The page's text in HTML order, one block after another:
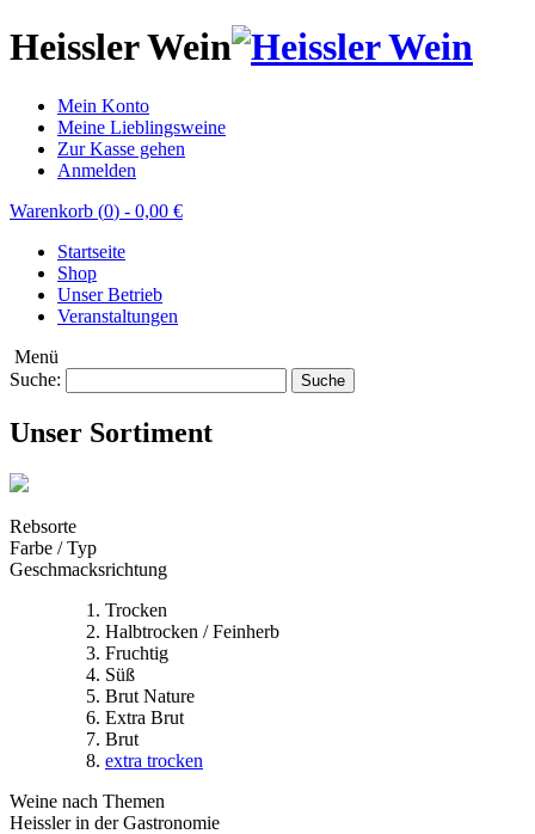
Heissler Wein
Mein Konto
Meine Lieblingsweine
Zur Kasse gehen
Anmelden
Warenkorb (0) - 0,00 €
Startseite
Shop
Unser Betrieb
Veranstaltungen
Menü
Suche:
Suche
Unser Sortiment
Rebsorte
Farbe / Typ
Geschmacksrichtung
Trocken
Halbtrocken / Feinherb
Fruchtig
Süß
Brut Nature
Extra Brut
Brut
extra trocken
Weine nach Themen
Heissler in der Gastronomie